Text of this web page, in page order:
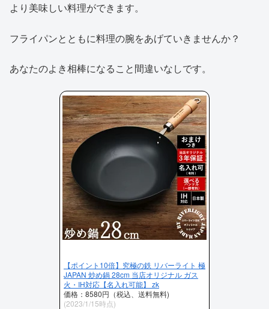
より美味しい料理ができます。
フライパンとともに料理の腕をあげていきませんか？
あなたのよき相棒になること間違いなしです。
【ポイント10倍】究極の鉄 リバーライト 極
JAPAN 炒め鍋 28cm 当店オリジナル ガス
火・IH対応【名入れ可能】 zk
価格：8580円（税込、送料無料)
(2023/1/15時点)